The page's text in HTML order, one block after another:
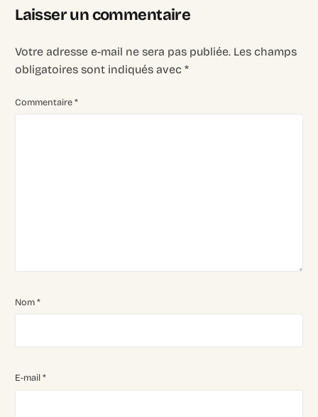
Laisser un commentaire
Votre adresse e-mail ne sera pas publiée. Les champs
obligatoires sont indiqués avec*
Commentaire*
Nom*
E-mail*